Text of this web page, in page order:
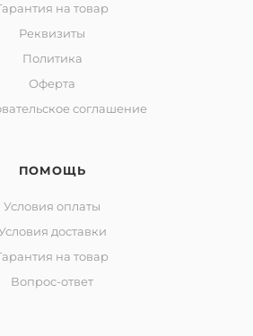
на товар
Реквизиты
Политика
Оферта
соглашение
ПОМОЩЬ
Условия оплаты
доставки
на товар
Вопрос-ответ